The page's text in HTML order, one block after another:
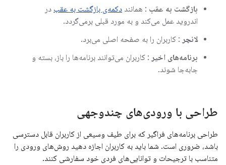
بازگشت به عقب : همانند دکمه‌ی بازگشت به عقب در
اندروید عمل می‌کند و به مورد قبلی برمی‌گردد.
لانچر : کاربران را به صفحه اصلی می‌برد.
برنامه‌های اخیر : کاربران می‌توانند برنامه‌ها را باز، بسته و
جابه‌جا شوند.
طراحی با ورودی‌های چندوجهی
طراحی برنامه‌های فراگیر که برای طیف وسیعی از کاربران قابل دسترسی
باشد، ضروری است. شما باید به کاربران اجازه دهید روش‌های ورودی را
متناسب با ترجیحات و توانایی‌های فردی خود سفارشی کنند.